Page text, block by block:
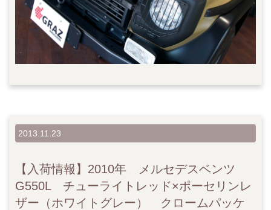
2013.11.23
【入荷情報】2010年 メルセデスベンツ
G550L チューライトレッド×ポーセリンレ
ザー（ホワイトグレー） クロームパッケ